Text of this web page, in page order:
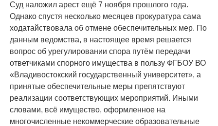
Суд наложил арест ещё 7 ноября прошлого года.
Однако спустя несколько месяцев прокуратура сама
ходатайствовала об отмене обеспечительных мер. По
данным ведомства, в настоящее время решается
вопрос об урегулировании спора путём передачи
ответчиками спорного имущества в пользу ФГБОУ ВО
«Владивостокский государственный университет», а
принятые обеспечительные меры препятствуют
реализации соответствующих мероприятий. Иными
словами, всё имущество, оформленное на
многочисленные некоммерческие образовательные